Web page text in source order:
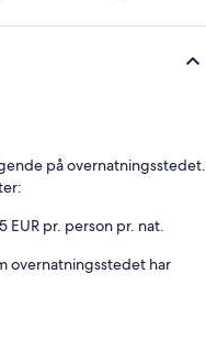
på overnatningsstedet.
pr. person pr. nat.
overnatningsstedet har